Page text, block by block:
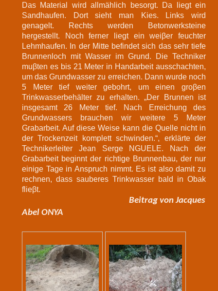
Das Material wird allmählich besorgt. Da liegt ein
Sandhaufen. Dort sieht man Kies. Links wird
genagelt. Rechts werden Betonwerksteine
hergestellt. Noch ferner liegt ein weiβer feuchter
Lehmhaufen. In der Mitte befindet sich das sehr tiefe
Brunnenloch mit Wasser im Grund. Die Techniker
muβten es bis 21 Meter in Handarbeit ausschachten,
um das Grundwasser zu erreichen. Dann wurde noch
5 Meter tief weiter gebohrt, um einen groβen
Trinkwasserbehälter zu erhalten. „Der Brunnen ist
insgesamt 26 Meter tief. Nach Erreichung des
Grundwassers brauchen wir weitere 5 Meter
Grabarbeit. Auf diese Weise kann die Quelle nicht in
der Trockenzeit komplett schwinden.“, erklärte der
Technikerleiter Jean Serge NGUELE. Nach der
Grabarbeit beginnt der richtige Brunnenbau, der nur
einige Tage in Anspruch nimmt. Es ist also damit zu
rechnen, dass sauberes Trinkwasser bald in Obak
flieβt.
Beitrag von Jacques
Abel ONYA